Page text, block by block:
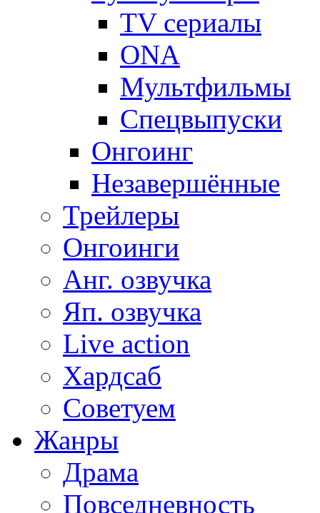
TV сериалы
ONA
Мультфильмы
Спецвыпуски
Онгоинг
Незавершённые
Трейлеры
Онгоинги
Анг. озвучка
Яп. озвучка
Live action
Хардсаб
Советуем
Жанры
Драма
Повседневность